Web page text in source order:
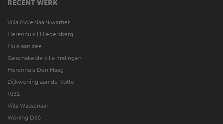
RECENT WERK
Villa Molenlaankwartier
Herenhuis Hillegersberg
Huis aan zee
Geschakelde villa Kralingen
Herenhuis Den Haag
Dijkwoning aan de Rotte
PJ31
Villa Wassenaar
Woning DS6